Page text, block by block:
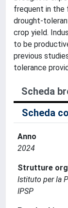
frequent in
drought-
crop yield.
to be
previous
tolerance
Scheda
Scheda
Anno
2024
Strutture
Istituto per la
IPSP